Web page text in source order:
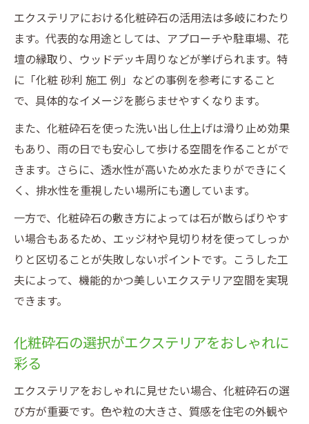
エクステリアにおける化粧砕石の活用法は多岐にわたり
ます。代表的な用途としては、アプローチや駐車場、花
壇の縁取り、ウッドデッキ周りなどが挙げられます。特
に「化粧 砂利 施工 例」などの事例を参考にすること
で、具体的なイメージを膨らませやすくなります。
また、化粧砕石を使った洗い出し仕上げは滑り止め効果
もあり、雨の日でも安心して歩ける空間を作ることがで
きます。さらに、透水性が高いため水たまりができにく
く、排水性を重視したい場所にも適しています。
一方で、化粧砕石の敷き方によっては石が散らばりやす
い場合もあるため、エッジ材や見切り材を使ってしっか
りと区切ることが失敗しないポイントです。こうした工
夫によって、機能的かつ美しいエクステリア空間を実現
できます。
化粧砕石の選択がエクステリアをおしゃれに
彩る
エクステリアをおしゃれに見せたい場合、化粧砕石の選
び方が重要です。色や粒の大きさ、質感を住宅の外観や